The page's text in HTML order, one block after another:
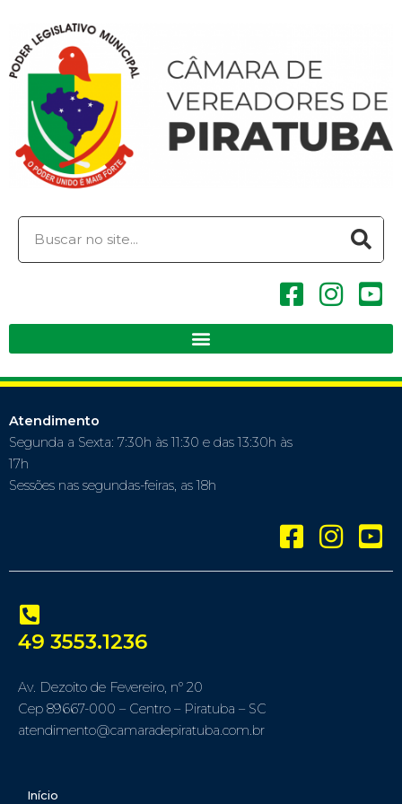
Atendimento
Segunda a Sexta: 7:30h às 11:30 e das 13:30h às
17h
Sessões nas segundas-feiras, as 18h
49 3553.1236
Av. Dezoito de Fevereiro, nº 20
Cep 89667-000 – Centro – Piratuba – SC
atendimento@camaradepiratuba.com.br
Início